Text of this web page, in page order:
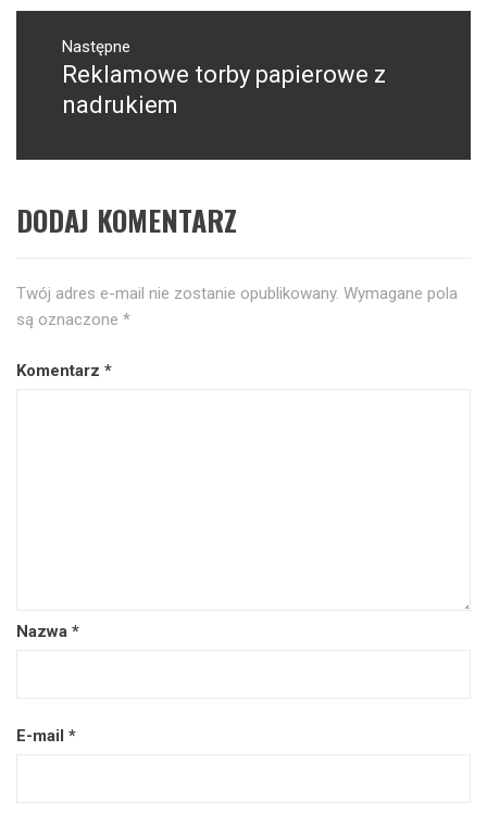
Następne
Następny
post:
Reklamowe torby papierowe z
nadrukiem
DODAJ KOMENTARZ
Twój adres e-mail nie zostanie opublikowany. Wymagane pola
są oznaczone *
Komentarz *
Nazwa *
E-mail *